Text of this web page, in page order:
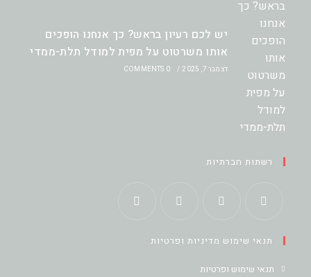
יש לכם רעיון בראש? כך אנחנו הופכים
אותו משרטוט על מפית למודל תלת-ממדי
דצמבר 7, 2025 /
0 COMMENTS
רשתות חברתיות
in
a
in
in
in
תנאי שימוש מדיניות ופרטיות
תנאי שימוש ופרטיות